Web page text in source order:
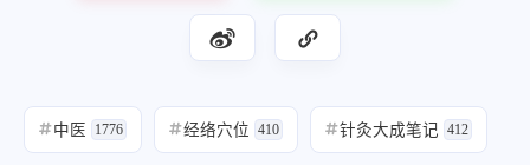
#中医 1776 #经络穴位 410 #针灸大成笔记 412